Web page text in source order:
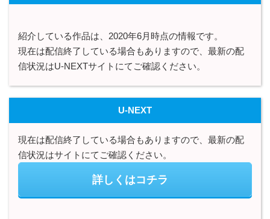
紹介している作品は、2020年6月時点の情報です。
現在は配信終了している場合もありますので、最新の配
信状況はU-NEXTサイトにてご確認ください。
U-NEXT
現在は配信終了している場合もありますので、最新の配
信状況はサイトにてご確認ください。
詳しくはコチラ